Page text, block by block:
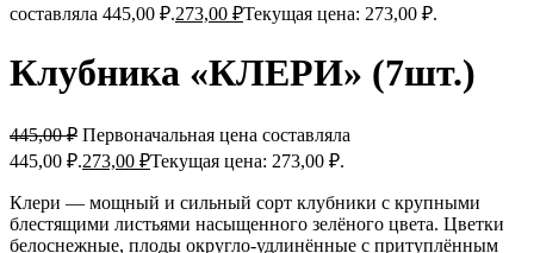
составляла 445,00 ₽.273,00 ₽Текущая цена: 273,00 ₽.
Клубника «КЛЕРИ» (7шт.)
445,00₽ Первоначальная цена составляла
445,00 ₽.273,00 ₽Текущая цена: 273,00 ₽.
Клери — мощный и сильный сорт клубники с крупными
блестящими листьями насыщенного зелёного цвета. Цветки
белоснежные, плоды округло-удлинённые с притуплённым